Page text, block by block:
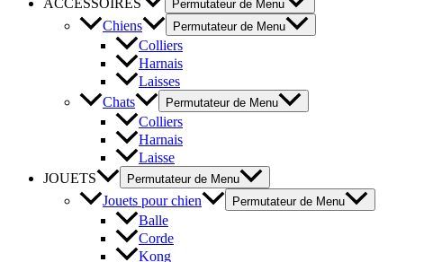
Permutateur de Menu
Chiens Permutateur de Menu
Colliers
Harnais
Laisses
Chats
Permutateur de Menu
Colliers
Harnais
Laisse
JOUETS
Permutateur de Menu
Jouets pour chien Permutateur de Menu
Balle
Corde
Kong